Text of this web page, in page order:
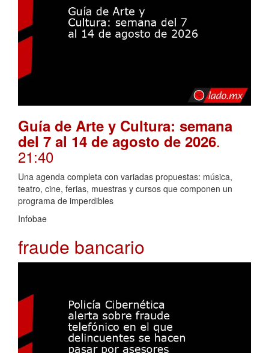
Guía de Arte y Cultura: semana
del 7 al 14 de agosto de 2026.
21:40
Una agenda completa con variadas propuestas: música,
teatro, cine, ferias, muestras y cursos que componen un
programa de imperdibles
Infobae
fraude bancario